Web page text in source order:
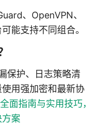
、OpenVPN、
能支持不同组合。
保护、日志策略清
用强加密和最新协
面指南与实用技巧，
案